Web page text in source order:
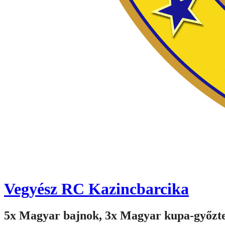
Vegyész RC Kazincbarcika
5x Magyar bajnok, 3x Magyar kupa-